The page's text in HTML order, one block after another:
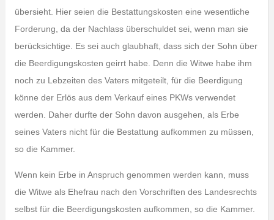
übersieht. Hier seien die Bestattungskosten eine wesentliche
Forderung, da der Nachlass überschuldet sei, wenn man sie
berücksichtige. Es sei auch glaubhaft, dass sich der Sohn über
die Beerdigungskosten geirrt habe. Denn die Witwe habe ihm
noch zu Lebzeiten des Vaters mitgeteilt, für die Beerdigung
könne der Erlös aus dem Verkauf eines PKWs verwendet
werden. Daher durfte der Sohn davon ausgehen, als Erbe
seines Vaters nicht für die Bestattung aufkommen zu müssen,
so die Kammer.
Wenn kein Erbe in Anspruch genommen werden kann, muss
die Witwe als Ehefrau nach den Vorschriften des Landesrechts
selbst für die Beerdigungskosten aufkommen, so die Kammer.